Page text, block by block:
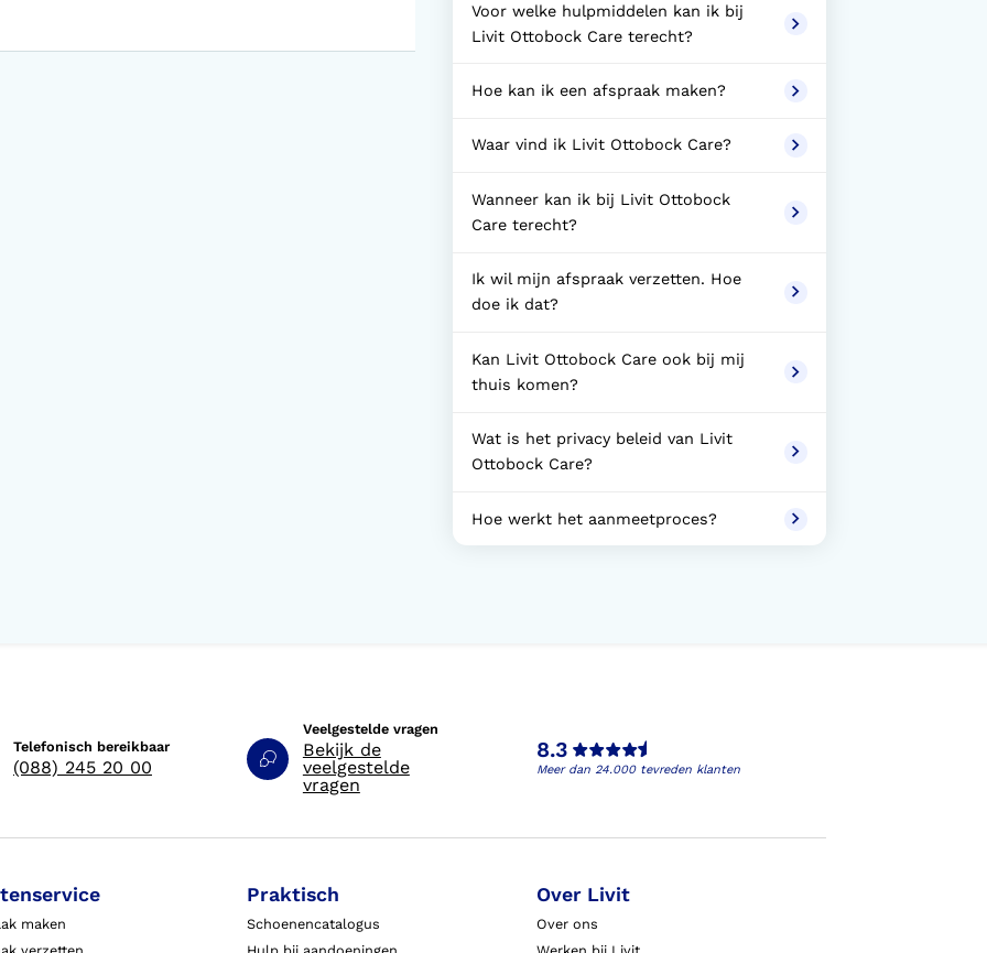
Voor welke hulpmiddelen kan ik bij
Livit Ottobock Care terecht?
Hoe kan ik een afspraak maken?
Waar vind ik Livit Ottobock Care?
Wanneer kan ik bij Livit Ottobock
Care terecht?
Ik wil mijn afspraak verzetten. Hoe
doe ik dat?
Kan Livit Ottobock Care ook bij mij
thuis komen?
Wat is het privacy beleid van Livit
Ottobock Care?
Hoe werkt het aanmeetproces?
Telefonisch bereikbaar
(088) 245 20 00
Veelgestelde vragen
Bekijk de
veelgestelde
vragen
8.3
Meer dan 24.000 tevreden klanten
maken
Praktisch
Schoenencatalogus
Over Livit
Over ons